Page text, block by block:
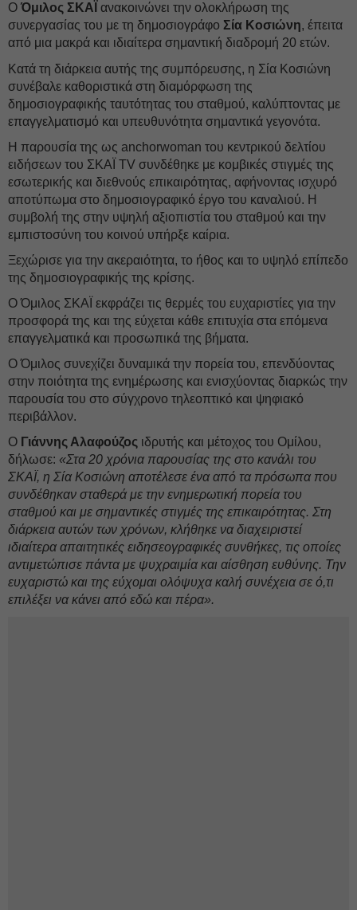
Ο Όμιλος ΣΚΑΪ ανακοινώνει την ολοκλήρωση της
συνεργασίας του με τη δημοσιογράφο Σία Κοσιώνη, έπειτα
από μια μακρά και ιδιαίτερα σημαντική διαδρομή 20 ετών.
Κατά τη διάρκεια αυτής της συμπόρευσης, η Σία Κοσιώνη
συνέβαλε καθοριστικά στη διαμόρφωση της
δημοσιογραφικής ταυτότητας του σταθμού, καλύπτοντας με
επαγγελματισμό και υπευθυνότητα σημαντικά γεγονότα.
Η παρουσία της ως anchorwoman του κεντρικού δελτίου
ειδήσεων του ΣΚΑΪ TV συνδέθηκε με κομβικές στιγμές της
εσωτερικής και διεθνούς επικαιρότητας, αφήνοντας ισχυρό
αποτύπωμα στο δημοσιογραφικό έργο του καναλιού. Η
συμβολή της στην υψηλή αξιοπιστία του σταθμού και την
εμπιστοσύνη του κοινού υπήρξε καίρια.
Ξεχώρισε για την ακεραιότητα, το ήθος και το υψηλό επίπεδο
της δημοσιογραφικής της κρίσης.
Ο Όμιλος ΣΚΑΪ εκφράζει τις θερμές του ευχαριστίες για την
προσφορά της και της εύχεται κάθε επιτυχία στα επόμενα
επαγγελματικά και προσωπικά της βήματα.
Ο Όμιλος συνεχίζει δυναμικά την πορεία του, επενδύοντας
στην ποιότητα της ενημέρωσης και ενισχύοντας διαρκώς την
παρουσία του στο σύγχρονο τηλεοπτικό και ψηφιακό
περιβάλλον.
Ο Γιάννης Αλαφούζος ιδρυτής και μέτοχος του Ομίλου,
δήλωσε: «Στα 20 χρόνια παρουσίας της στο κανάλι του
ΣΚΑΪ, η Σία Κοσιώνη αποτέλεσε ένα από τα πρόσωπα που
συνδέθηκαν σταθερά με την ενημερωτική πορεία του
σταθμού και με σημαντικές στιγμές της επικαιρότητας. Στη
διάρκεια αυτών των χρόνων, κλήθηκε να διαχειριστεί
ιδιαίτερα απαιτητικές ειδησεογραφικές συνθήκες, τις οποίες
αντιμετώπισε πάντα με ψυχραιμία και αίσθηση ευθύνης. Την
ευχαριστώ και της εύχομαι ολόψυχα καλή συνέχεια σε ό,τι
επιλέξει να κάνει από εδώ και πέρα».